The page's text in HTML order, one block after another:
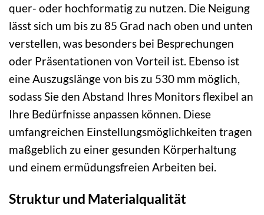
quer- oder hochformatig zu nutzen. Die Neigung
lässt sich um bis zu 85 Grad nach oben und unten
verstellen, was besonders bei Besprechungen
oder Präsentationen von Vorteil ist. Ebenso ist
eine Auszugslänge von bis zu 530 mm möglich,
sodass Sie den Abstand Ihres Monitors flexibel an
Ihre Bedürfnisse anpassen können. Diese
umfangreichen Einstellungsmöglichkeiten tragen
maßgeblich zu einer gesunden Körperhaltung
und einem ermüdungsfreien Arbeiten bei.
Struktur und Materialqualität